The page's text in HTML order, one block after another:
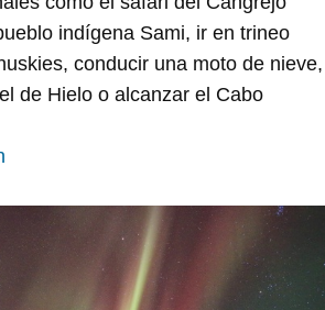
indígena Sami, ir en trineo
conducir una moto de nieve,
de Hielo o alcanzar el Cabo